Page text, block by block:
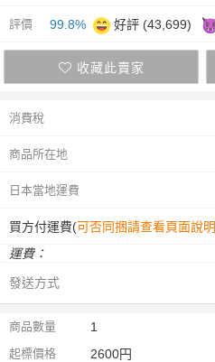
評價 99.8% 好評 (43,699)
收藏此賣家
消費稅
商品所在地
日本當地運費
買方付運費(可否同捆請查看頁面說明
運費：
發送方式
商品數量 1
起標價格 2600円